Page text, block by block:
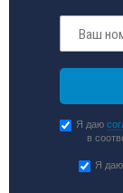
Я даю
в
Я даю